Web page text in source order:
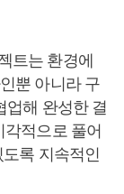
트는 환경에
뿐 아니라 구
업해 완성한 결
각적으로 풀어
록 지속적인